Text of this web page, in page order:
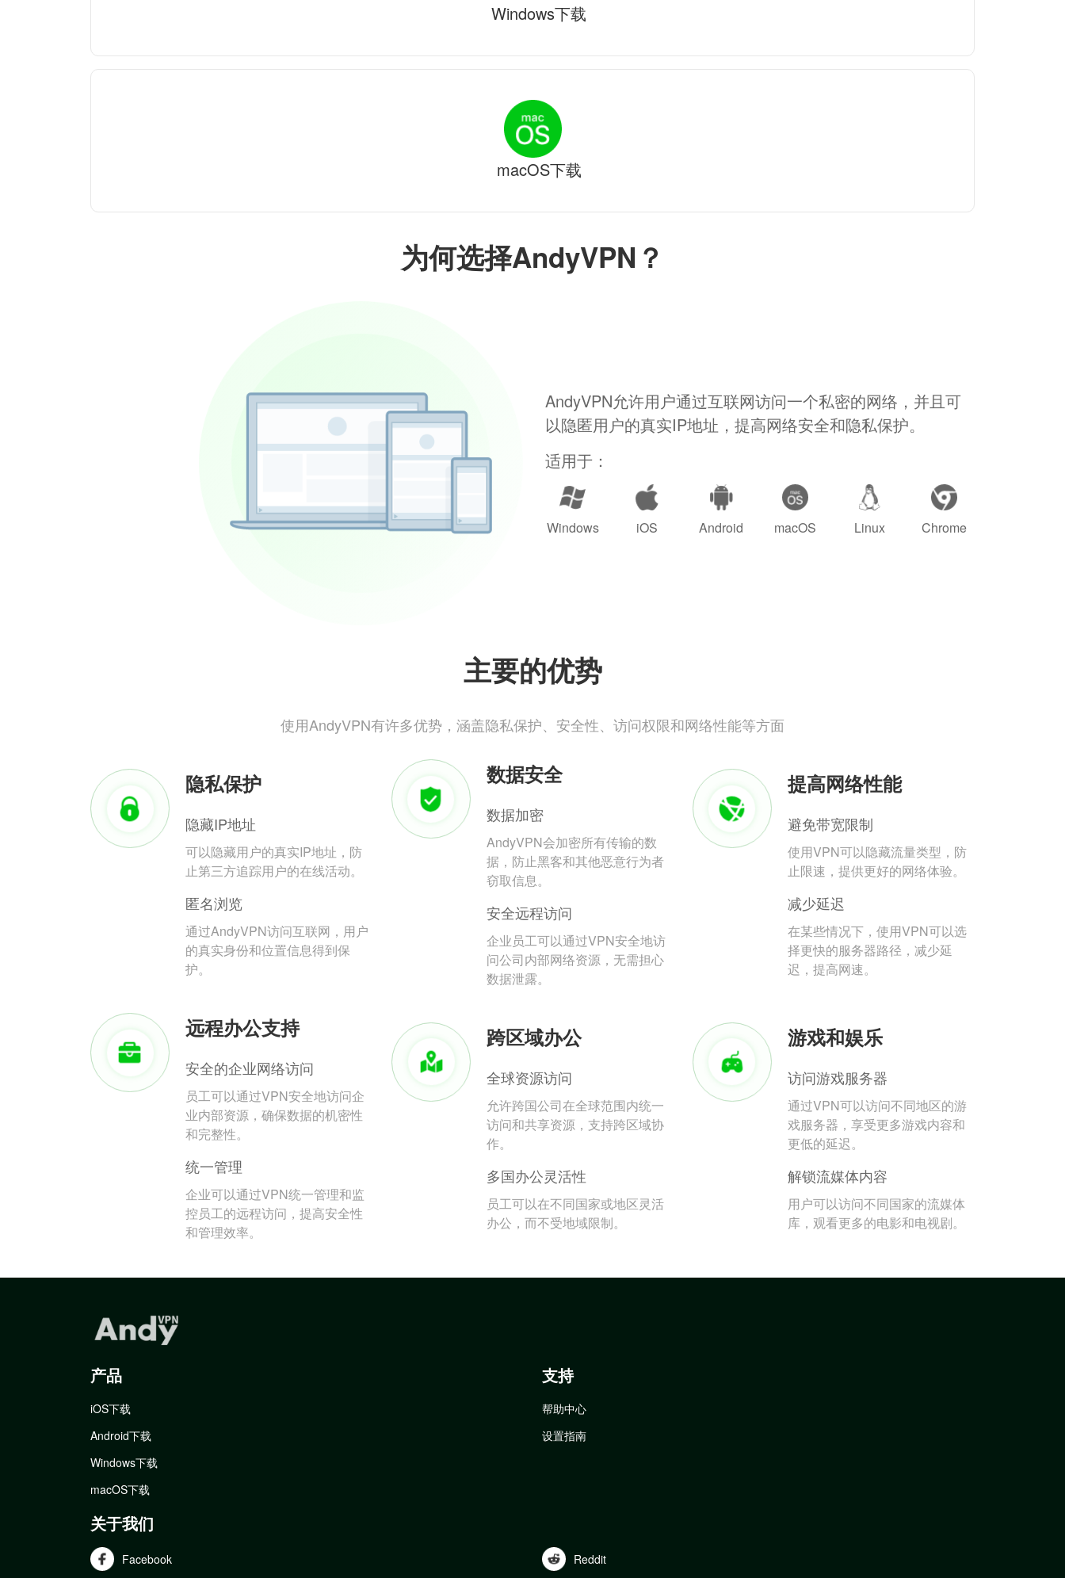
为何选择AndyVPN？
AndyVPN允许用户通过互联网访问一个私密的网络，并且可
以隐匿用户的真实IP地址，提高网络安全和隐私保护。
适用于：
Windows iOS Android macOS Linux Chrome
主要的优势
使用AndyVPN有许多优势，涵盖隐私保护、安全性、访问权限和网络性能等方面
隐私保护
隐藏IP地址
可以隐藏用户的真实IP地址，防
止第三方追踪用户的在线活动。
匿名浏览
通过AndyVPN访问互联网，用户
的真实身份和位置信息得到保
护。
数据安全
数据加密
AndyVPN会加密所有传输的数
据，防止黑客和其他恶意行为者
窃取信息。
安全远程访问
企业员工可以通过VPN安全地访
问公司内部网络资源，无需担心
数据泄露。
提高网络性能
避免带宽限制
使用VPN可以隐藏流量类型，防
止限速，提供更好的网络体验。
减少延迟
在某些情况下，使用VPN可以选
择更快的服务器路径，减少延
迟，提高网速。
远程办公支持
安全的企业网络访问
员工可以通过VPN安全地访问企
业内部资源，确保数据的机密性
和完整性。
统一管理
企业可以通过VPN统一管理和监
控员工的远程访问，提高安全性
和管理效率。
跨区域办公
全球资源访问
允许跨国公司在全球范围内统一
访问和共享资源，支持跨区域协
作。
多国办公灵活性
员工可以在不同国家或地区灵活
办公，而不受地域限制。
游戏和娱乐
访问游戏服务器
通过VPN可以访问不同地区的游
戏服务器，享受更多游戏内容和
更低的延迟。
解锁流媒体内容
用户可以访问不同国家的流媒体
库，观看更多的电影和电视剧。
Windows下载
macOS下载
产品
iOS下载
Android下载
Windows下载
macOS下载
支持
帮助中心
设置指南
关于我们
Facebook Reddit